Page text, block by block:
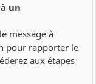
un
message à
pour rapporter le
aux étapes